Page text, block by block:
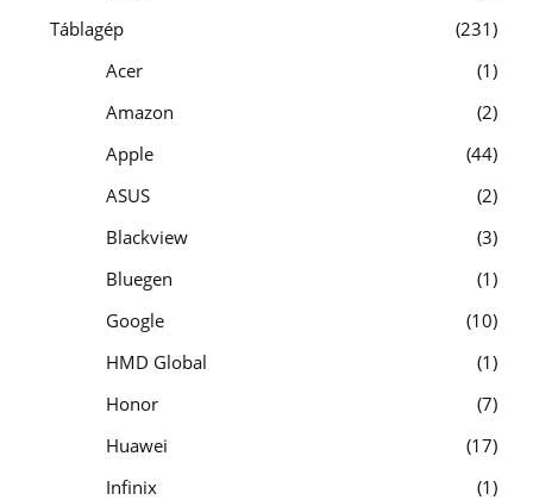
Táblagép
231
Acer
1
Amazon
2
Apple
44
ASUS
2
Blackview
3
Bluegen
1
Google
10
HMD Global
1
Honor
7
Huawei
17
Infinix
1